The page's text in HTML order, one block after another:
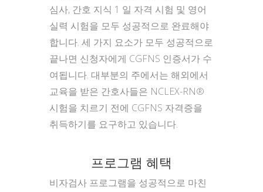
심사, 간호 지식 1 일 자격 시험 및 영어
실력 시험을 모두 성공적으로 완료해야
합니다. 세 가지 요소가 모두 성공적으로
끝나면 신청자에게 CGFNS 인증서가 수
여됩니다. 대부분의 주에서는 해외에서
교육을 받은 간호사들은 NCLEX-RN®
시험을 치르기 전에 CGFNS 자격증을
취득하기를 요구하고 있습니다.
프로그램 혜택
비자검사 프로그램을 성공적으로 마친